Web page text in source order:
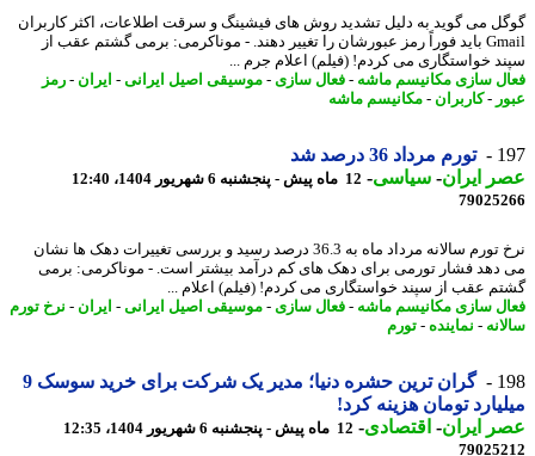
می گوید به دلیل تشدید روش های فیشینگ و سرقت اطلاعات، اکثر کاربران
Gmail باید فوراً رمز عبورشان را تغییر دهند. - موناکرمی: برمی گشتم عقب از
خواستگاری می کردم! (فیلم) اعلام جرم ...
سازی مکانیسم ماشه-فعال سازی- موسیقی اصیل ایرانی- ایران -
رمز
-کاربران - مکانیسم ماشه
تورم مرداد 36 درصد شد
ایران- سیاسی-12 ماه پیش - پنجشنبه 6 شهریور 1404، 12:40
نرخ تورم سالانه مرداد ماه به 36.3 درصد رسید و بررسی تغییرات دهک ها نشان
فشار تورمی برای دهک های کم درآمد بیشتر است. - موناکرمی: برمی
عقب از سپند خواستگاری می کردم! (فیلم) اعلام ...
سازی مکانیسم ماشه-فعال سازی- موسیقی اصیل ایرانی- ایران -
نرخ تورم
-نماینده-تورم
گران ترین حشره دنیا؛ مدیر یک شرکت برای خرید سوسک 9
تومان هزینه کرد!
ایران- اقتصادی-12 ماه پیش - پنجشنبه 6 شهریور 1404، 12:35